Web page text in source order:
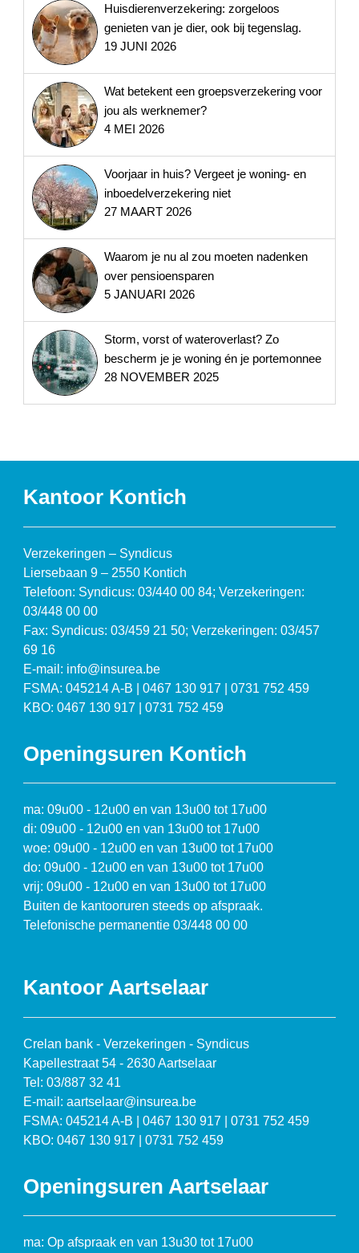
Huisdierenverzekering: zorgeloos
genieten van je dier, ook bij tegenslag.
19 JUNI 2026
Wat betekent een groepsverzekering voor
jou als werknemer?
4 MEI 2026
Voorjaar in huis? Vergeet je woning- en
inboedelverzekering niet
27 MAART 2026
Waarom je nu al zou moeten nadenken
over pensioensparen
5 JANUARI 2026
Storm, vorst of wateroverlast? Zo
bescherm je je woning én je portemonnee
28 NOVEMBER 2025
Kantoor Kontich
Verzekeringen – Syndicus
Liersebaan 9 – 2550 Kontich
Telefoon: Syndicus: 03/440 00 84; Verzekeringen:
03/448 00 00
Fax: Syndicus: 03/459 21 50; Verzekeringen: 03/457
69 16
E-mail: info@insurea.be
FSMA: 045214 A-B | 0467 130 917 | 0731 752 459
KBO: 0467 130 917 | 0731 752 459
Openingsuren Kontich
ma: 09u00 - 12u00 en van 13u00 tot 17u00
di: 09u00 - 12u00 en van 13u00 tot 17u00
woe: 09u00 - 12u00 en van 13u00 tot 17u00
do: 09u00 - 12u00 en van 13u00 tot 17u00
vrij: 09u00 - 12u00 en van 13u00 tot 17u00
Buiten de kantooruren steeds op afspraak.
Telefonische permanentie 03/448 00 00
Kantoor Aartselaar
Crelan bank - Verzekeringen - Syndicus
Kapellestraat 54 - 2630 Aartselaar
Tel: 03/887 32 41
E-mail: aartselaar@insurea.be
FSMA: 045214 A-B | 0467 130 917 | 0731 752 459
KBO: 0467 130 917 | 0731 752 459
Openingsuren Aartselaar
ma: Op afspraak en van 13u30 tot 17u00